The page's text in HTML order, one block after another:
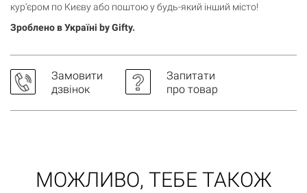
кур'єром по Києву або поштою у будь-який інший місто!
Зроблено в Україні by Gifty.
Замовити
дзвінок
Запитати
про товар
МОЖЛИВО, ТЕБЕ ТАКОЖ